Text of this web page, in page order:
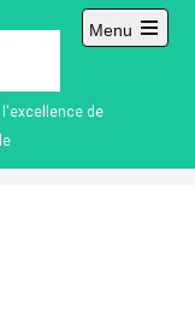
l'excellence de
Menu
Open